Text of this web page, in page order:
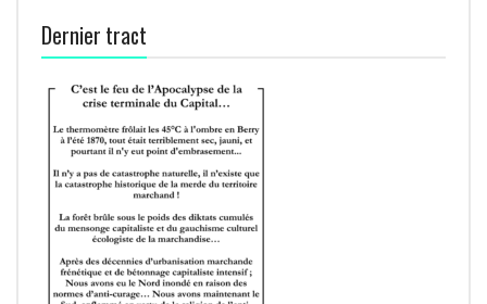
Dernier tract